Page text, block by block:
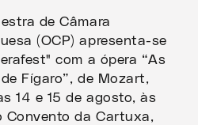
de Câmara
(OCP) apresenta-se
com a ópera “As
Fígaro”, de Mozart,
14 e 15 de agosto, às
Convento da Cartuxa,